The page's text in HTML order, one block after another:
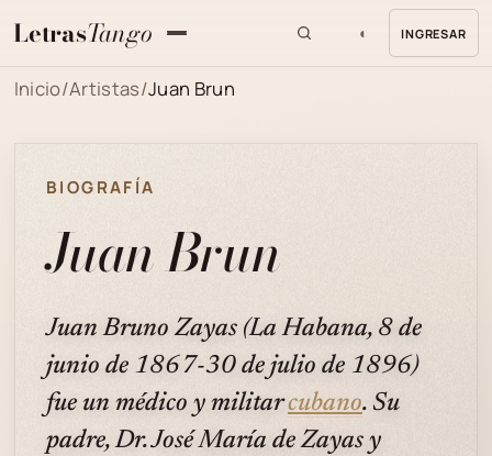
LetrasTango ◐ INGRESAR
Inicio/Artistas/Juan Brun
BIOGRAFÍA
Juan Brun
Juan Bruno Zayas (La Habana, 8 de
junio de 1867-30 de julio de 1896)
fue un médico y militarcubano. Su
padre, Dr. José María de Zayas y